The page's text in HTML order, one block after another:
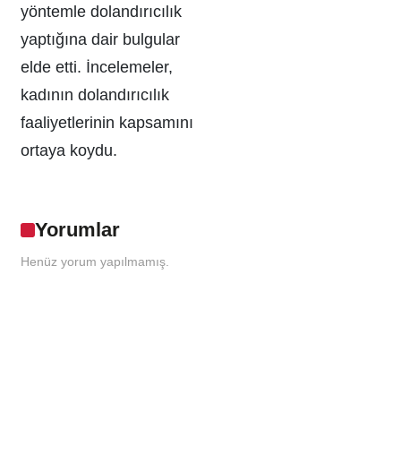
yöntemle dolandırıcılık
yaptığına dair bulgular
elde etti. İncelemeler,
kadının dolandırıcılık
faaliyetlerinin kapsamını
ortaya koydu.
Yorumlar
Henüz yorum yapılmamış.